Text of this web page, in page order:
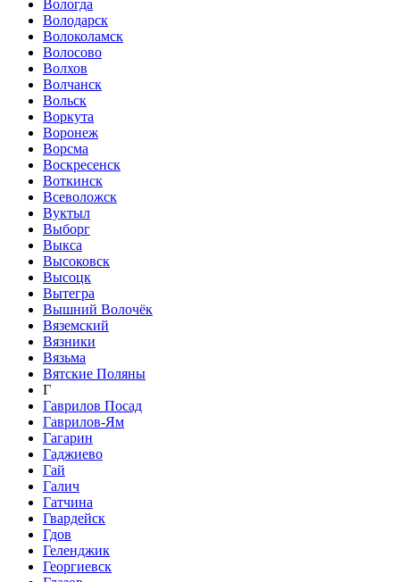
Вологда
Володарск
Волоколамск
Волосово
Волхов
Волчанск
Вольск
Воркута
Воронеж
Ворсма
Воскресенск
Воткинск
Всеволожск
Вуктыл
Выборг
Выкса
Высоковск
Высоцк
Вытегра
Вышний Волочёк
Вяземский
Вязники
Вязьма
Вятские Поляны
Г
Гаврилов Посад
Гаврилов-Ям
Гагарин
Гаджиево
Гай
Галич
Гатчина
Гвардейск
Гдов
Геленджик
Георгиевск